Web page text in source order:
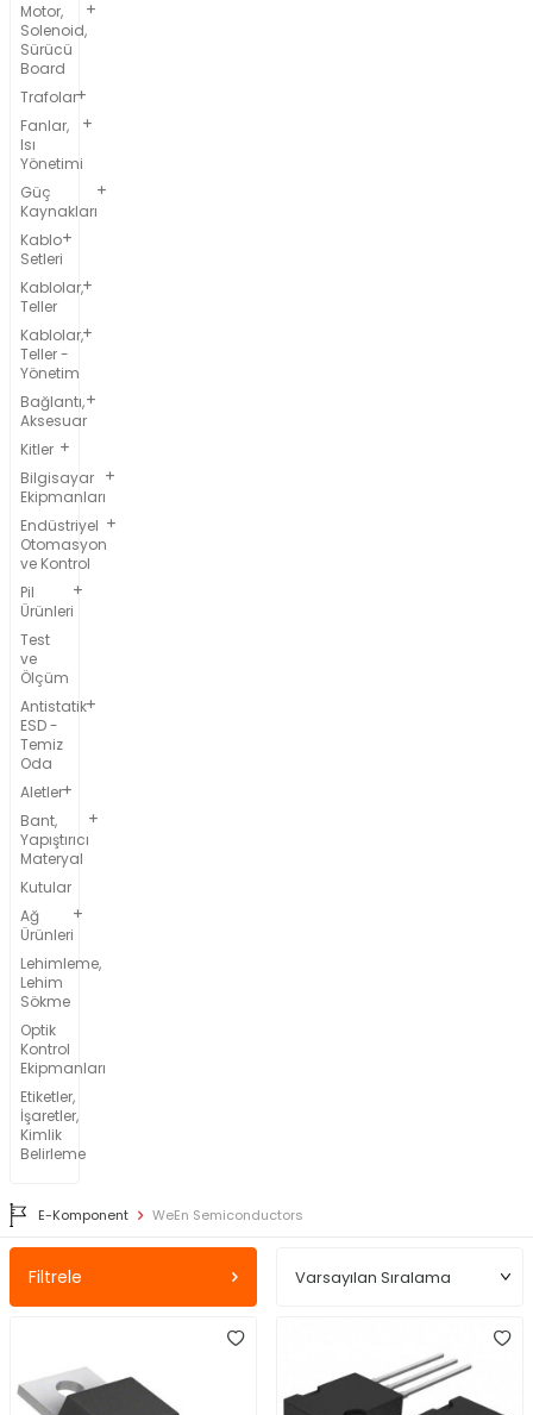
Motor,
Solenoid,
Sürücü
Board
Trafolar
Fanlar,
Isı
Yönetimi
Güç
Kaynakları
Kablo
Setleri
Kablolar,
Teller
Kablolar,
Teller -
Yönetim
Bağlantı,
Aksesuar
Kitler
Bilgisayar
Ekipmanları
Endüstriyel
Otomasyon
ve Kontrol
Pil
Ürünleri
Test
ve
Ölçüm
Antistatik
ESD -
Temiz
Oda
Aletler
Bant,
Yapıştırıcı
Materyal
Kutular
Ağ
Ürünleri
Lehimleme,
Lehim
Sökme
Optik
Kontrol
Ekipmanları
Etiketler,
İşaretler,
Kimlik
Belirleme
E-Komponent WeEn Semiconductors
Filtrele